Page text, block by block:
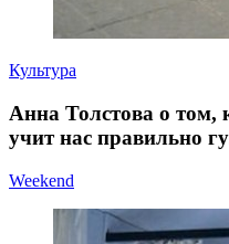
Культура
Анна Толстова о том,
учит нас правильно
Weekend